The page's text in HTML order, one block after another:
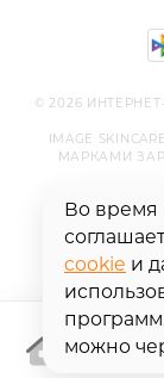
© 2026
IMAGE
МАРКАМИ
Во время
cookie и
можно